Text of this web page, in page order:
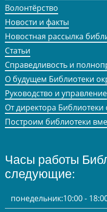
Волонтёрство
Новости и факты
Новостная рассылка
Статьи
Справедливость и
О будущем Библиотеки
Руководство и управление
От директора
Построим библиотеки
Часы работы
следующие:
понедельник:10:00 -